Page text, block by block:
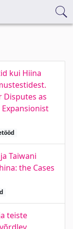
kui Hiina
Disputes as
Taiwani
the Cases
teiste